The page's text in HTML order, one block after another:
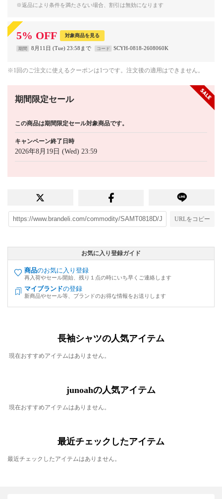
※返品により条件を満たさない場合、割引は無効になります
5% OFF 対象商品を見る
期間 8月11日 (Tue) 23:58まで コード SCYH-0818-2608060K
※1回のご注文に使えるクーポンは1つです。注文後の適用はできません。
期間限定セール
この商品は期間限定セール対象商品です。
キャンペーン終了日時
2026年8月19日 (Wed) 23:59
URLをコピー
お気に入り登録ガイド
商品のお気に入り登録
再入荷やセール開始、残り１点の時にいち早くご連絡します
マイブランドの登録
新商品やセール等、ブランドのお得な情報をお送りします
長袖シャツの人気アイテム
現在おすすめアイテムはありません。
junoahの人気アイテム
現在おすすめアイテムはありません。
最近チェックしたアイテム
最近チェックしたアイテムはありません。